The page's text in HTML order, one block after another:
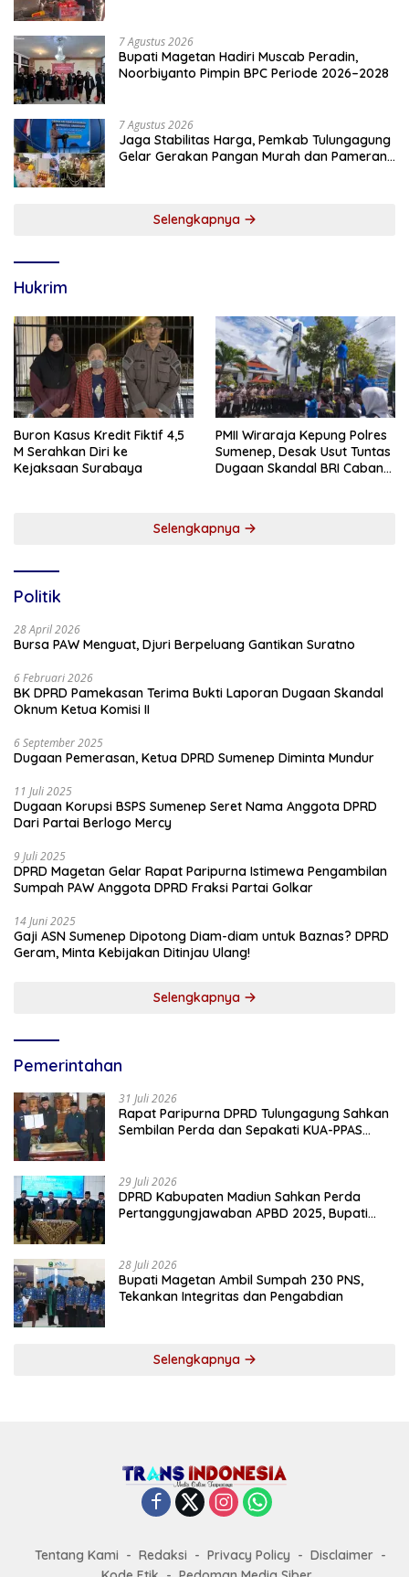
7 Agustus 2026
Bupati Magetan Hadiri Muscab Peradin,
Noorbiyanto Pimpin BPC Periode 2026–2028
7 Agustus 2026
Jaga Stabilitas Harga, Pemkab Tulungagung
Gelar Gerakan Pangan Murah dan Pameran
Selengkapnya
Hukrim
Buron Kasus Kredit Fiktif 4,5
M Serahkan Diri ke
Kejaksaan Surabaya
PMII Wiraraja Kepung Polres
Sumenep, Desak Usut Tuntas
Dugaan Skandal BRI Cabang
Selengkapnya
Politik
28 April 2026
Bursa PAW Menguat, Djuri Berpeluang Gantikan Suratno
6 Februari 2026
BK DPRD Pamekasan Terima Bukti Laporan Dugaan Skandal
Oknum Ketua Komisi II
6 September 2025
Dugaan Pemerasan, Ketua DPRD Sumenep Diminta Mundur
11 Juli 2025
Dugaan Korupsi BSPS Sumenep Seret Nama Anggota DPRD
Dari Partai Berlogo Mercy
9 Juli 2025
DPRD Magetan Gelar Rapat Paripurna Istimewa Pengambilan
Sumpah PAW Anggota DPRD Fraksi Partai Golkar
14 Juni 2025
Gaji ASN Sumenep Dipotong Diam-diam untuk Baznas? DPRD
Geram, Minta Kebijakan Ditinjau Ulang!
Selengkapnya
Pemerintahan
31 Juli 2026
Rapat Paripurna DPRD Tulungagung Sahkan
Sembilan Perda dan Sepakati KUA-PPAS
29 Juli 2026
DPRD Kabupaten Madiun Sahkan Perda
Pertanggungjawaban APBD 2025, Bupati
28 Juli 2026
Bupati Magetan Ambil Sumpah 230 PNS,
Tekankan Integritas dan Pengabdian
Selengkapnya
Tentang Kami Redaksi Privacy Policy
Disclaimer